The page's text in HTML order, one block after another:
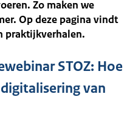
Zo maken we
Op deze pagina vindt
praktijkverhalen.
STOZ: Hoe
van